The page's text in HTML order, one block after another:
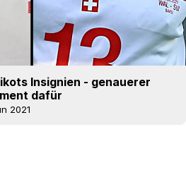
Insignien - genauerer
dafür
2021